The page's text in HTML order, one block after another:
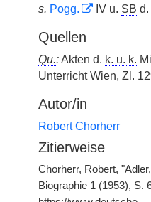
s. Pogg. IV u. SB d.
Quellen
Qu.:Akten d. k. u. k.
Unterricht Wien, Zl.
Autor/in
Robert Chorherr
Zitierweise
Chorherr, Robert,
Biographie 1 (1953), S.